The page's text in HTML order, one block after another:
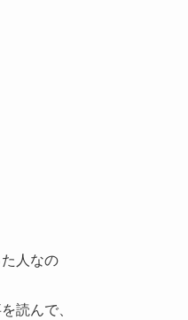
人なの
読んで、